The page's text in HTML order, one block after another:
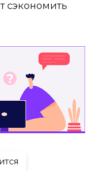
сэкономить